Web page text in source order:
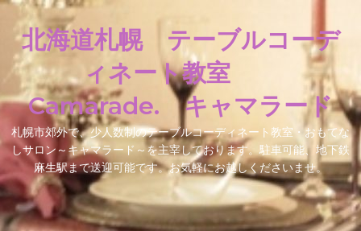
北海道札幌 テーブルコーデ
ィネート教室
Camarade. キャマラード
札幌市郊外で、少人数制のテーブルコーディネート教室・おもてな
しサロン～キャマラード～を主宰しております。駐車可能、地下鉄
麻生駅まで送迎可能です。お気軽にお越しくださいませ。